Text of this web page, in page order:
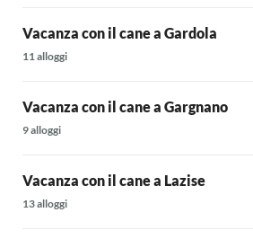
Vacanza con il cane a Gardola
11 alloggi
Vacanza con il cane a Gargnano
9 alloggi
Vacanza con il cane a Lazise
13 alloggi